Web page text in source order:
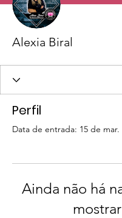
Alexia Biral
Perfil
Data de entrada: 15 de mar.
Ainda não há
mostrar